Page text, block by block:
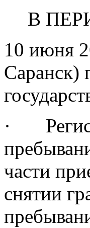
В
10 июня
Саранск)
·
части
снятии